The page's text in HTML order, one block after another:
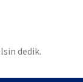
dedik.